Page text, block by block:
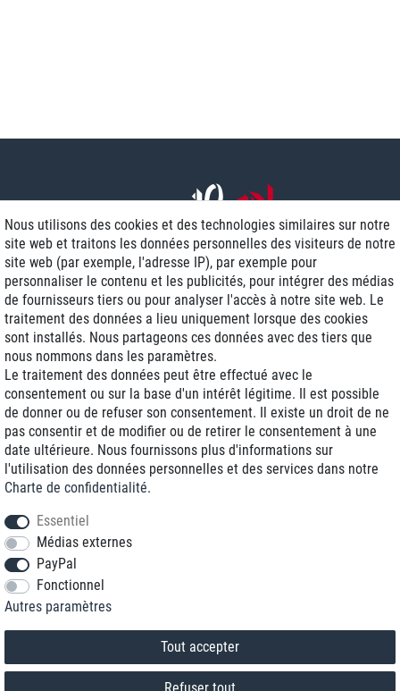
Livraison J+1
Frais d'expédition réduits
Reconditionnée avec garantie
+33 1 70 99 07 94 *
* Vous pouvez nous joindre aux tarifs locaux du lundi au vendredi de 9h à 18h.
Nous utilisons des cookies et des technologies similaires sur notre
site web et traitons les données personnelles des visiteurs de notre
site web (par exemple, l'adresse IP), par exemple pour
personnaliser le contenu et les publicités, pour intégrer des médias
de fournisseurs tiers ou pour analyser l'accès à notre site web. Le
traitement des données a lieu uniquement lorsque des cookies
sont installés. Nous partageons ces données avec des tiers que
nous nommons dans les paramètres.
Le traitement des données peut être effectué avec le
consentement ou sur la base d'un intérêt légitime. Il est possible
de donner ou de refuser son consentement. Il existe un droit de ne
pas consentir et de modifier ou de retirer le consentement à une
date ultérieure. Nous fournissons plus d'informations sur
l'utilisation des données personnelles et des services dans notre
Charte de confidentialité.
Essentiel
Médias externes
PayPal
Fonctionnel
Autres paramètres
Tout accepter